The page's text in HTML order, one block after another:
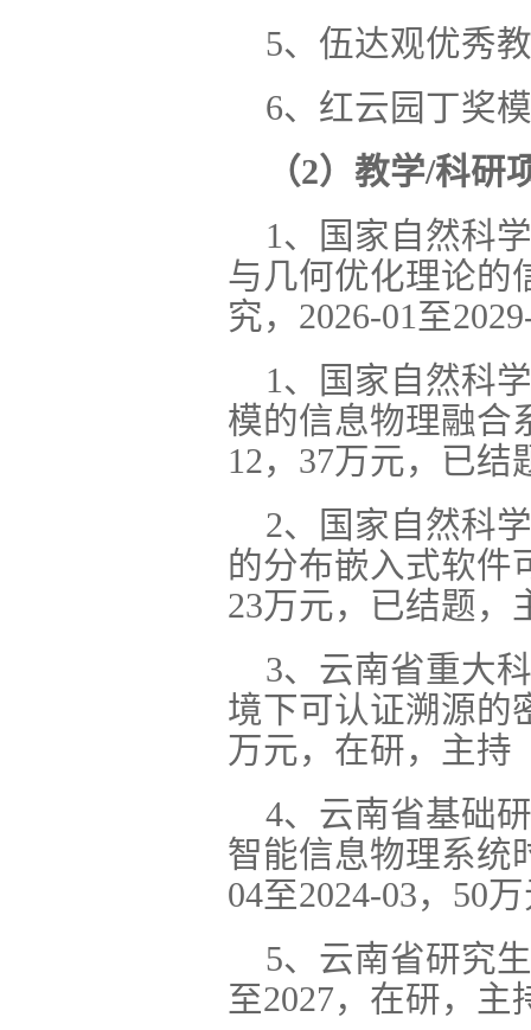
5、伍达观优秀
6、红云园丁奖
（2）教学/科研
1、国家自然科
与几何优化理论的
究，2026-01至
1、国家自然科
模的信息物理融合
12，37万元，已结
2、国家自然科
的分布嵌入式软件
23万元，已结题，
3、云南省重大
境下可认证溯源的
万元，在研，主持
4、云南省基础
智能信息物理系统
04至2024-03，50
5、云南省研究
至2027，在研，主